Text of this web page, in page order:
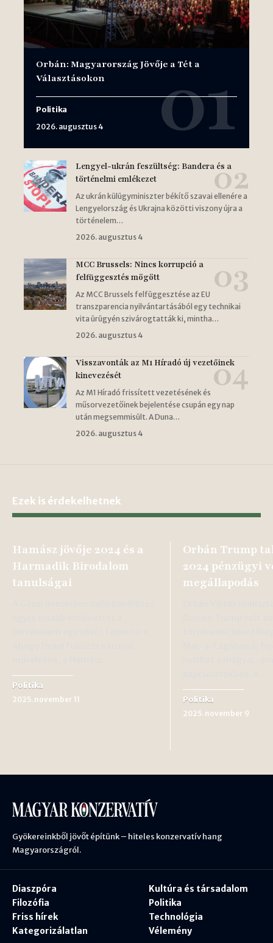
Orbán: Magyarország Jövője a Tét a
Választásokon
Politika
2026. augusztus 4
Lengyel-ukrán feszültség: Bandera és a
történelmi emlékezet
Az ukrán külügyminiszter békítő szavai ellenére a
Lengyelország és Ukrajna közötti viszony újra a
történelem…
2026. augusztus 4
MCC Brussels: Nincs korrupció a
felfüggesztés mögött
Az MCC Brussels felfüggesztése az EU
transzparencia nyilvántartásából egy technikai
vita ürügyén szivárogtatták ki, mintha…
2026. augusztus 4
Visszavonták az M1 Híradó új vezetőinek
kinevezését
Az M1 Híradó frissített vezetésének és
műsorvezetőinek bejelentése csupán egy nap
után megsemmisült. A Duna…
2026. augusztus 4
Ezek is érdekelhetnek
Hamász jövője 2024 és a
Harmadik Birodalom
tanulságai
Politika
2025. november 11
Orbán Trump
2024 pénzügyi
megállapodás
Politika
2025. november 9
Gyökereinkből jövőt építünk – hiteles konzervatív hang
Magyarországról.
Diaszpóra
Filozófia
Friss hírek
Kategorizálatlan
Kultúra és társadalom
Politika
Technológia
Vélemény